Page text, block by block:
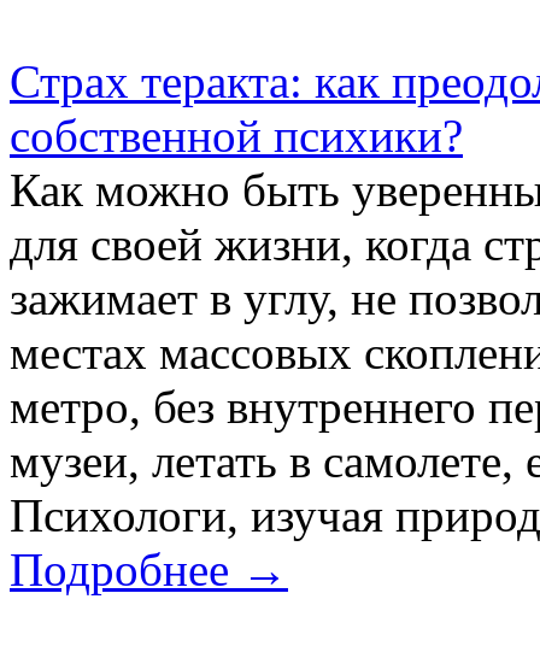
Страх теракта: как
собственной психики?
Как можно быть
для своей жизни, когда
зажимает в углу, не
местах массовых
метро, без внутреннего
музеи, летать в
Психологи, изучая
Подробнее →